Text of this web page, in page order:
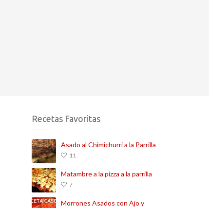
Recetas Favoritas
Asado al Chimichurri a la Parrilla
11
Matambre a la pizza a la parrilla
7
Morrones Asados con Ajo y